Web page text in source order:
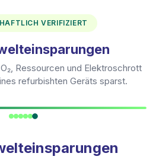
VERIFIZIERT
Ressourcen und Elektroschrott
refurbishten Geräts sparst.